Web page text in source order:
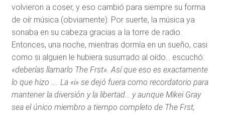
volvieron a coser, y eso cambió para siempre su forma
de oír música (obviamente). Por suerte, la música ya
sonaba en su cabeza gracias a la torre de radio.
Entonces, una noche, mientras dormía en un sueño, casi
como si alguien le hubiera susurrado al oído… escuchó:
«deberías llamarlo The Frst». Así que eso es exactamente
lo que hizo …. La «i» se dejó fuera como recordatorio para
mantener la diversión y la libertad… y aunque Mikei Gray
sea el único miembro a tiempo completo de The Frst,